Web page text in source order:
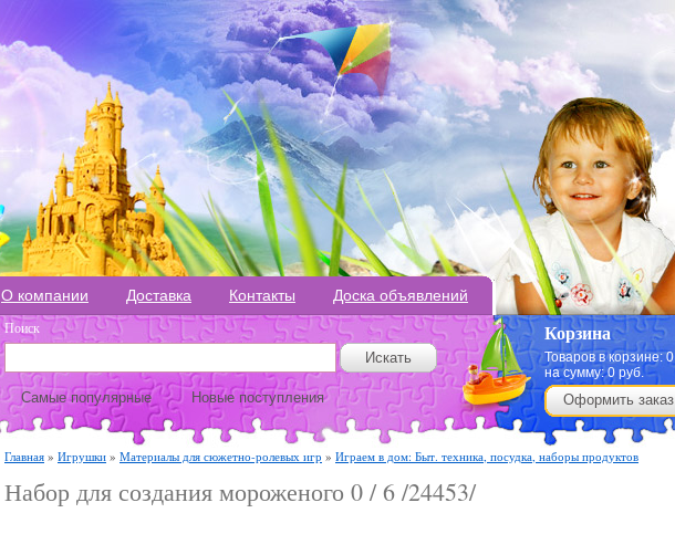
О компании Доставка Контакты Доска объявлений
Поиск
Самые популярные Новые поступления
Корзина
Товаров в корзине:0
на сумму:0 руб.
Оформить заказ
Главная » Игрушки » Материалы для сюжетно-ролевых игр » Играем в дом: Быт. техника, посудка, наборы продуктов
Набор для создания мороженого 0 / 6 /24453/